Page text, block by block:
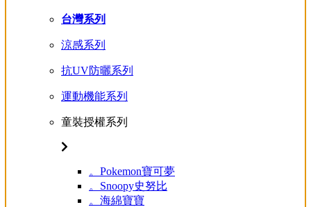
台灣系列
涼感系列
抗UV防曬系列
運動機能系列
童裝授權系列
。Pokemon寶可夢
。Snoopy史努比
。海綿寶寶